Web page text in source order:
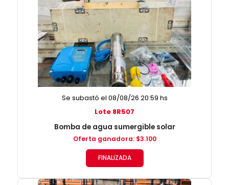
Se subastó el 08/08/26 20:59 hs
Lote 8R507
Bomba de agua sumergible solar
Oferta ganadora: $3.100
FINALIZADA